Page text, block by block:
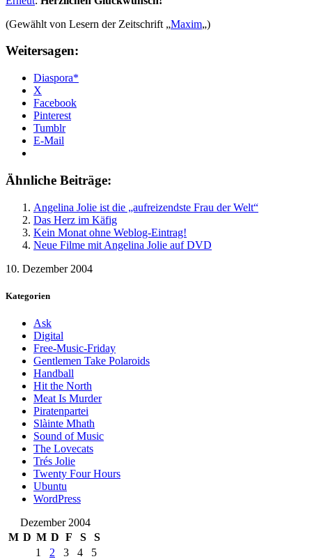
(Gewählt von Lesern der Zeitschrift „Maxim„)
Weitersagen:
Diaspora*
X
Facebook
Pinterest
Tumblr
E-Mail
Ähnliche Beiträge:
Angelina Jolie ist die „aufreizendste Frau der Welt“
Das Herz im Käfig
Kein Monat ohne Weblog-Eintrag!
Neue Filme mit Angelina Jolie auf DVD
10. Dezember 2004
Kategorien
Ask
Digital
Free-Music-Friday
Gentlemen Take Polaroids
Handball
Hit the North
Meat Is Murder
Piratenpartei
Slàinte Mhath
Sound of Music
The Lovecats
Trés Jolie
Twenty Four Hours
Ubuntu
WordPress
Dezember 2004
M D M D F S
S
1
2 3 4
5